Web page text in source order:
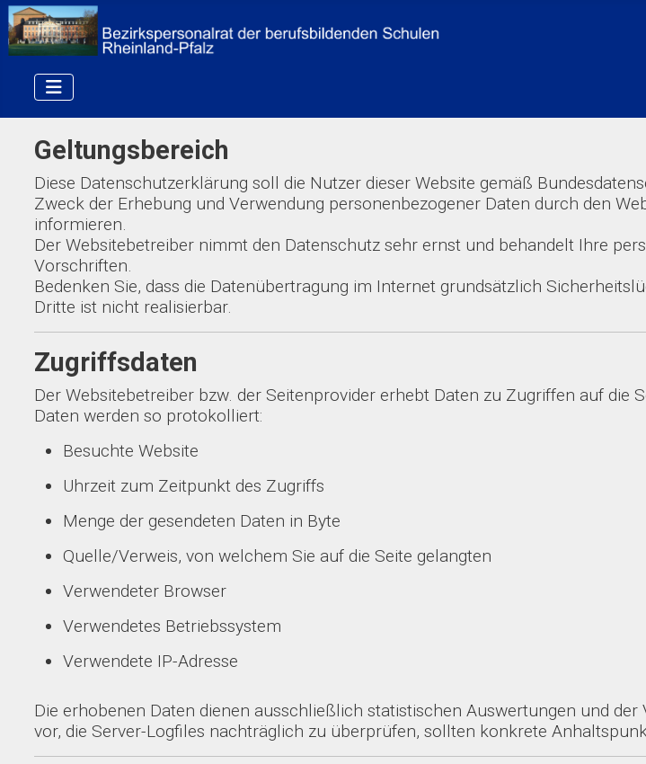
Geltungsbereich
Diese Datenschutzerklärung soll die Nutzer dieser Website gemäß
Zweck der Erhebung und Verwendung personenbezogener Daten durch den
informieren.
Der Websitebetreiber nimmt den Datenschutz sehr ernst und behandelt Ihre
Vorschriften.
Bedenken Sie, dass die Datenübertragung im Internet grundsätzlich
Dritte ist nicht realisierbar.
Zugriffsdaten
Der Websitebetreiber bzw. der Seitenprovider erhebt Daten zu Zugriffen auf die
Daten werden so protokolliert:
Besuchte Website
Uhrzeit zum Zeitpunkt des Zugriffs
Menge der gesendeten Daten in Byte
Quelle/Verweis, von welchem Sie auf die Seite gelangten
Verwendeter Browser
Verwendetes Betriebssystem
Verwendete IP-Adresse
Die erhobenen Daten dienen ausschließlich statistischen Auswertungen und
vor, die Server-Logfiles nachträglich zu überprüfen, sollten konkrete